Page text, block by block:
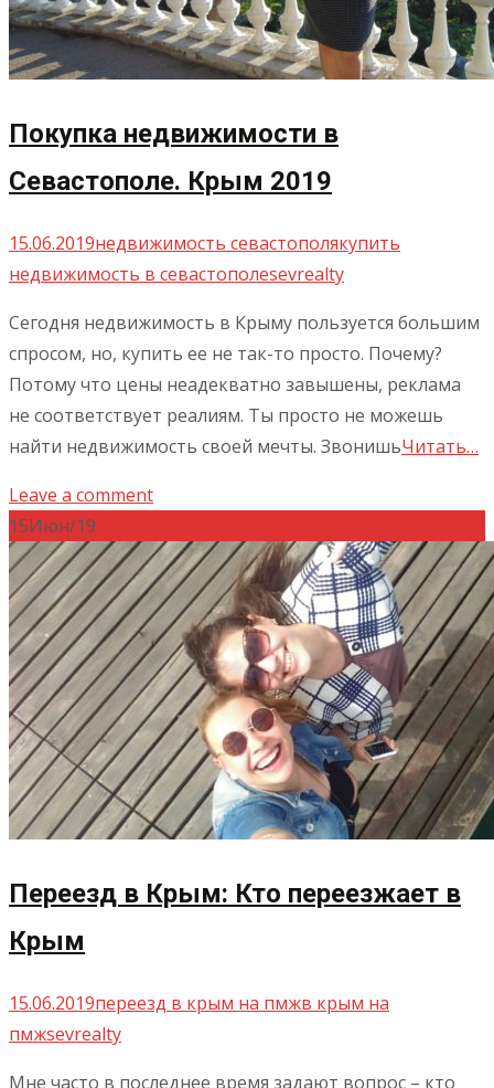
Покупка недвижимости в
Севастополе. Крым 2019
15.06.2019недвижимость севастополякупить
недвижимость в севастополеsevrealty
Сегодня недвижимость в Крыму пользуется большим
спросом, но, купить ее не так-то просто. Почему?
Потому что цены неадекватно завышены, реклама
не соответствует реалиям. Ты просто не можешь
найти недвижимость своей мечты. ЗвонишьЧитать…
Leave a comment
15Июн/19
Переезд в Крым: Кто переезжает в
Крым
15.06.2019переезд в крым на пмжв крым на
пмжsevrealty
Мне часто в последнее время задают вопрос – кто